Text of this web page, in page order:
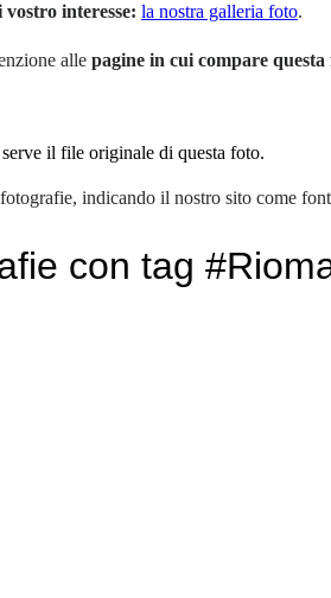
vostro interesse: la nostra galleria foto.
alle pagine in cui compare
il file originale di questa foto.
indicando il nostro sito come
con tag